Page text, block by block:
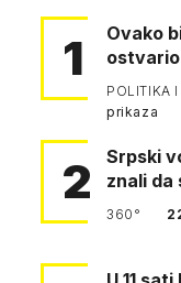
1
Ovako
POLITIKA
prikaza
2
Srpski
znali da
360°